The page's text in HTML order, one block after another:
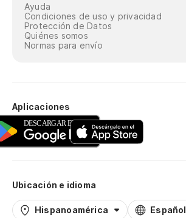
Ayuda
Condiciones de uso y privacidad
Protección de Datos
Quiénes somos
Normas para envío
Aplicaciones
Ubicación e idioma
Hispanoamérica Español